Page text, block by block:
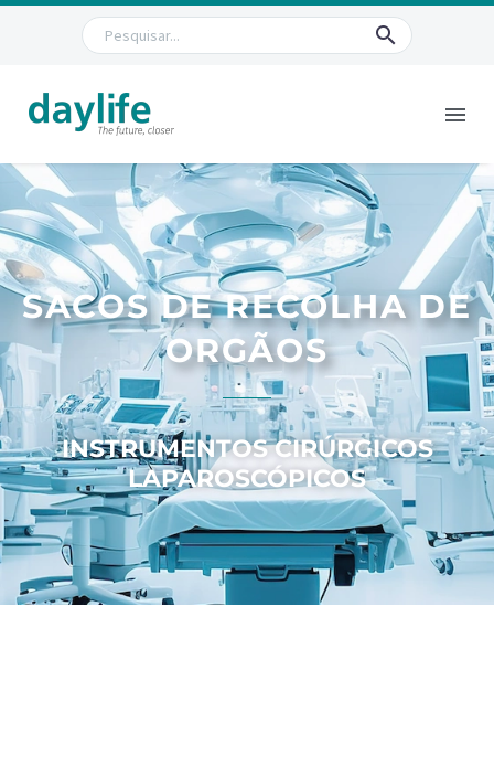
SACOS DE RECOLHA DE
ORGÃOS
INSTRUMENTOS CIRÚRGICOS
LAPAROSCÓPICOS